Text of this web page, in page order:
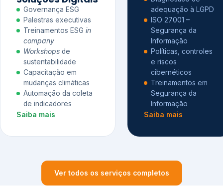
Governança ESG
Palestras executivas
Treinamentos ESG in
company
Workshops de
sustentabilidade
Capacitação em
mudanças climáticas
Automação da coleta
de indicadores
Saiba mais
adequação à LGPD
ISO 27001 –
Segurança da
Informação
Políticas, controles
e riscos
cibernéticos
Treinamentos em
Segurança da
Informação
Saiba mais
Ver todos os serviços completos